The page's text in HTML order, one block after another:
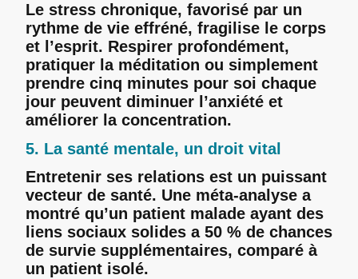
Le stress chronique, favorisé par un
rythme de vie effréné, fragilise le corps
et l’esprit. Respirer profondément,
pratiquer la méditation ou simplement
prendre cinq minutes pour soi chaque
jour peuvent diminuer l’anxiété et
améliorer la concentration.
5. La santé mentale, un droit vital
Entretenir ses relations est un puissant
vecteur de santé. Une méta-analyse a
montré qu’un patient malade ayant des
liens sociaux solides a 50 % de chances
de survie supplémentaires, comparé à
un patient isolé.